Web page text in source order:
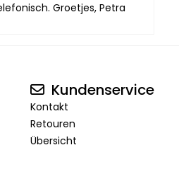
Groetjes, Petra
Kundenservice
Kontakt
Retouren
Übersicht